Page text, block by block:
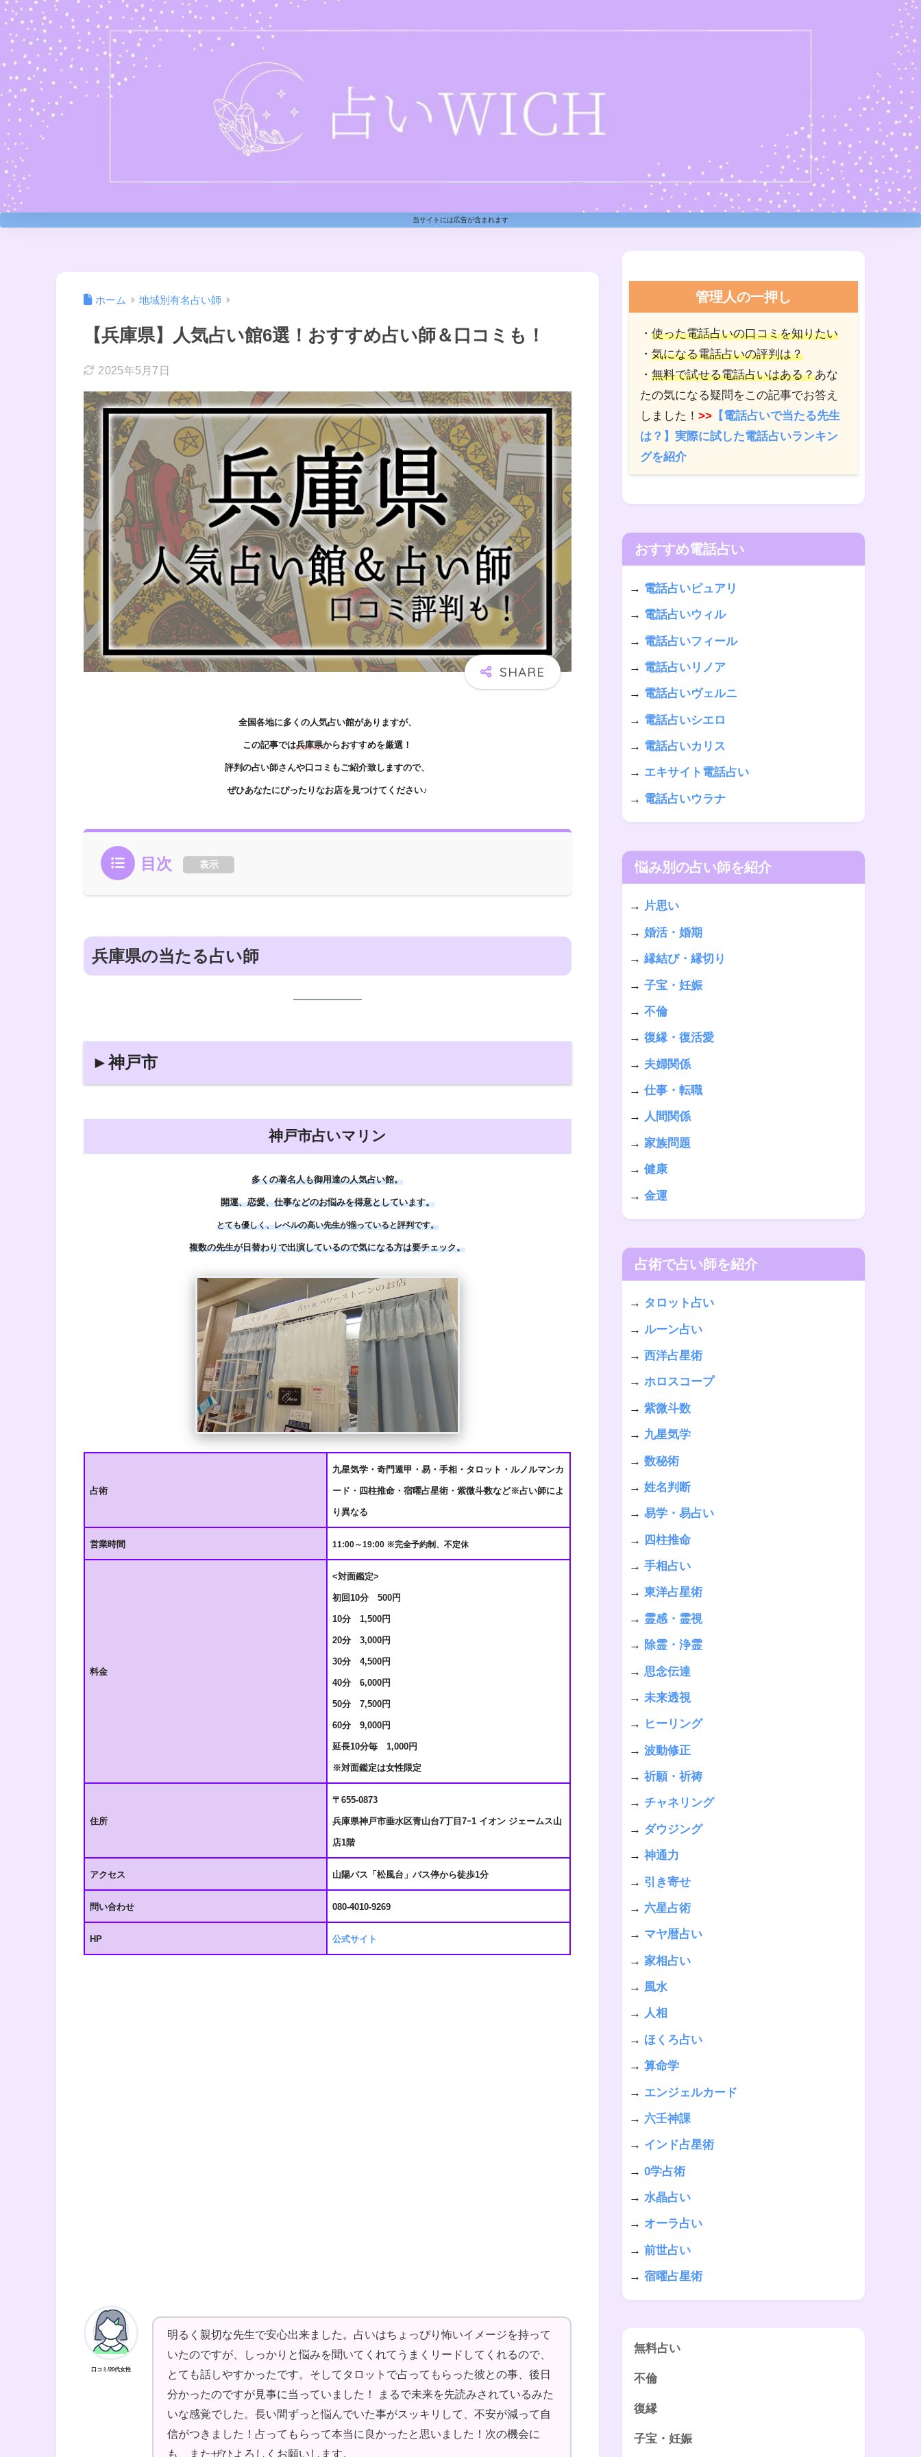
当サイトには広告が含まれます
ホーム 地域別有名占い師
【兵庫県】人気占い館6選！おすすめ占い師＆口コミも！
2025年5月7日
全国各地に多くの人気占い館がありますが、
この記事では兵庫県からおすすめを厳選！
評判の占い師さんや口コミもご紹介致しますので、
ぜひあなたにぴったりなお店を見つけてください♪
目次 表示
兵庫県の当たる占い師
►神戸市
神戸市占いマリン
多くの著名人も御用達の人気占い館。
開運、恋愛、仕事などのお悩みを得意としています。
とても優しく、レベルの高い先生が揃っていると評判です。
複数の先生が日替わりで出演しているので気になる方は要チェック。
占術
九星気学・奇門遁甲・易・手相・タロット・ルノルマンカ
ード・四柱推命・宿曜占星術・紫微斗数など※占い師によ
り異なる
営業時間 11:00～19:00 ※完全予約制、不定休
料金
<対面鑑定>
初回10分 500円
10分 1,500円
20分 3,000円
30分 4,500円
40分 6,000円
50分 7,500円
60分 9,000円
延長10分毎 1,000円
※対面鑑定は女性限定
住所
〒655-0873
兵庫県神戸市垂水区青山台7丁目7ｰ1 イオン ジェームス山
店1階
アクセス 山陽バス「松風台」バス停から徒歩1分
問い合わせ 080-4010-9269
HP 公式サイト
口コミ/20代女性
明るく親切な先生で安心出来ました。占いはちょっぴり怖いイメージを持って
いたのですが、しっかりと悩みを聞いてくれてうまくリードしてくれるので、
とても話しやすかったです。そしてタロットで占ってもらった彼との事、後日
分かったのですが見事に当っていました！ まるで未来を先読みされているみた
いな感覚でした。長い間ずっと悩んでいた事がスッキリして、不安が減って自
信がつきました！占ってもらって本当に良かったと思いました！次の機会に
も、またぜひよろしくお願いします。
管理人の一押し
・ 使った電話占いの口コミを知りたい
・ 気になる電話占いの評判は？
・ 無料で試せる電話占いはある？あな
たの気になる疑問をこの記事でお答え
しました！ >> 【電話占いで当たる先生
は？】実際に試した電話占いランキン
グを紹介
おすすめ電話占い
→ 電話占いピュアリ
→ 電話占いウィル
→ 電話占いフィール
→ 電話占いリノア
→ 電話占いヴェルニ
→ 電話占いシエロ
→ 電話占いカリス
→ エキサイト電話占い
→ 電話占いウラナ
悩み別の占い師を紹介
→ 片思い
→ 婚活・婚期
→ 縁結び・縁切り
→ 子宝・妊娠
→ 不倫
→ 復縁・復活愛
→ 夫婦関係
→ 仕事・転職
→ 人間関係
→ 家族問題
→ 健康
→ 金運
占術で占い師を紹介
→ タロット占い
→ ルーン占い
→ 西洋占星術
→ ホロスコープ
→ 紫微斗数
→ 九星気学
→ 数秘術
→ 姓名判断
→ 易学・易占い
→ 四柱推命
→ 手相占い
→ 東洋占星術
→ 霊感・霊視
→ 除霊・浄霊
→ 思念伝達
→ 未来透視
→ ヒーリング
→ 波動修正
→ 祈願・祈祷
→ チャネリング
→ ダウジング
→ 神通力
→ 引き寄せ
→ 六星占術
→ マヤ暦占い
→ 家相占い
→ 風水
→ 人相
→ ほくろ占い
→ 算命学
→ エンジェルカード
→ 六壬神課
→ インド占星術
→ 0学占術
→ 水晶占い
→ オーラ占い
→ 前世占い
→ 宿曜占星術
無料占い
不倫
復縁
子宝・妊娠